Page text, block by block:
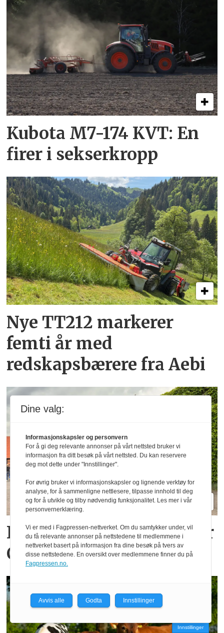
Kubota M7-174 KVT: En
firer i sekserkropp
Nye TT212 markerer
femti år­ med
redskapsbærere fra Aebi
Komfort er stikkordet for
Claas Axion 8
Innstillinger
Dine valg:
Informasjonskapsler og personvern
For å gi deg relevante annonser på vårt nettsted bruker vi
informasjon fra ditt besøk på vårt nettsted. Du kan reservere
deg mot dette under "Innstillinger".
For øvrig bruker vi informasjonskapsler og lignende verktøy for
analyse, for å sammenligne nettlesere, tilpasse innhold til deg
og for å utvikle og tilby nødvendig funksjonalitet. Les mer i vår
personvernerklæring.
Vi er med i Fagpressen-nettverket. Om du samtykker under, vil
du få relevante annonser på nettstedene til medlemmene i
nettverket basert på informasjon fra dine besøk på tvers av
disse nettstedene. En oversikt over medlemmene finner du på
Fagpressen.no.
Avvis alle Godta Innstillinger